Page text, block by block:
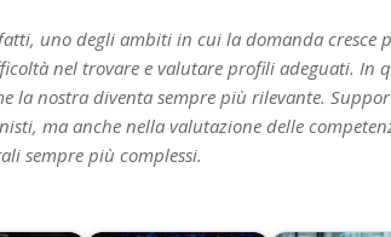
uno degli ambiti in cui la domanda cresce
nel trovare e valutare profili adeguati. In
la nostra diventa sempre più rilevante.
ma anche nella valutazione delle
sempre più complessi.